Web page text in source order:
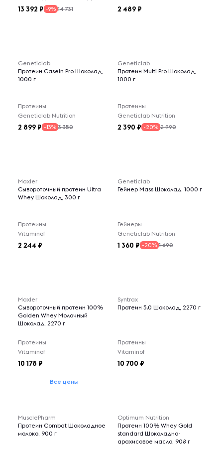
13 392 -9% 14 731 2 489
Geneticlab
Протеин Casein Pro Шоколад,
1000 г
Протеины
Geneticlab Nutrition
2 899 -13% 3 350
Geneticlab
Протеин Multi Pro Шоколад,
1000 г
Протеины
Geneticlab Nutrition
2 390 -20% 2 990
Maxler
Сывороточный протеин Ultra
Whey Шоколад, 300 г
Протеины
Vitaminof
2 244
Geneticlab
Гейнер Mass Шоколад, 1000 г
Гейнеры
Geneticlab Nutrition
1 360 -20% 1 690
Maxler
Сывороточный протеин 100%
Golden Whey Молочный
Шоколад, 2270 г
Протеины
Vitaminof
10 178
Все цены
Syntrax
Протеин 5.0 Шоколад, 2270 г
Протеины
Vitaminof
10 700
MusclePharm
Протеин Combat Шоколадное
молоко, 900 г
Optimum Nutrition
Протеин 100% Whey Gold
standard Шоколадно-
арахисовое масло, 908 г